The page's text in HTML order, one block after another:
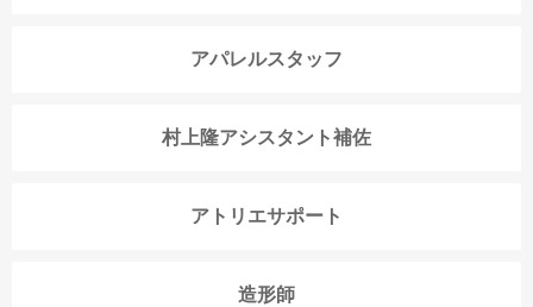
アパレルスタッフ
村上隆アシスタント補佐
アトリエサポート
造形師